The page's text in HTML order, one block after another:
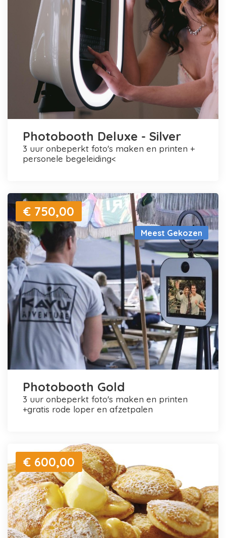
Photobooth Deluxe - Silver
3 uur onbeperkt foto's maken en printen +
personele begeleiding<
Meest Gekozen
€ 750,00
Photobooth Gold
3 uur onbeperkt foto's maken en printen
+gratis rode loper en afzetpalen
€ 600,00